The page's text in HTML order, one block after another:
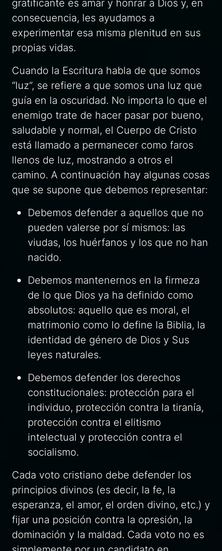
consecuencia, les ayudamos a
experimentar esa misma plenitud en sus
propias vidas.
Cuando la Escritura habla de que somos
“luz”, se refiere a que somos una luz que
guía en la oscuridad. No importa lo que el
enemigo trate de hacer pasar por bueno,
saludable y normal, el Cuerpo de Cristo
está llamado a permanecer como faros
llenos de luz, mostrando a otros el
camino. A continuación hay algunas cosas
que se supone que debemos representar:
Debemos defender a aquellos que no
pueden valerse por sí mismos: las
viudas, los huérfanos y los que no han
nacido.
Debemos mantenernos en la firmeza
de lo que Dios ya ha definido como
absolutos: aquello que es moral, el
matrimonio como lo define la Biblia, la
identidad de género de Dios y Sus
leyes naturales.
Debemos defender los derechos
constitucionales: protección para el
individuo, protección contra la tiranía,
protección contra el elitismo
intelectual y protección contra el
socialismo.
Cada voto cristiano debe defender los
principios divinos (es decir, la fe, la
esperanza, el amor, el orden divino, etc.) y
fijar una posición contra la opresión, la
dominación y la maldad. Cada voto no es